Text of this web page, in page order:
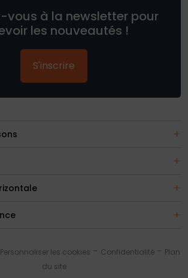
vous à la newsletter pour
les nouveautés !
S'inscrire
Personnaliser les cookies Confidentialité
Plan
du site